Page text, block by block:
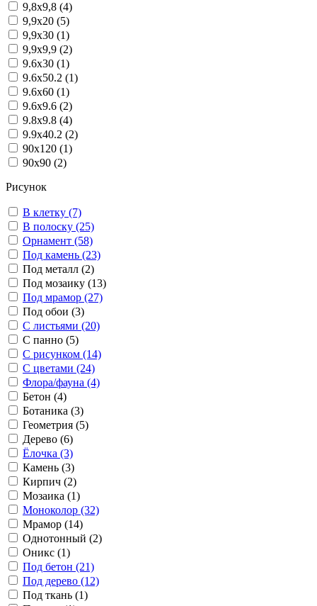
9,8x9,8 (4)
9,9x20 (5)
9,9x30 (1)
9,9x9,9 (2)
9.6x30 (1)
9.6x50.2 (1)
9.6x60 (1)
9.6x9.6 (2)
9.8x9.8 (4)
9.9x40.2 (2)
90x120 (1)
90x90 (2)
Рисунок
В клетку (7)
В полоску (25)
Орнамент (58)
Под камень (23)
Под металл (2)
Под мозаику (13)
Под мрамор (27)
Под обои (3)
С листьями (20)
С панно (5)
С рисунком (14)
С цветами (24)
Флора/фауна (4)
Бетон (4)
Ботаника (3)
Геометрия (5)
Дерево (6)
Ёлочка (3)
Камень (3)
Кирпич (2)
Мозаика (1)
Моноколор (32)
Мрамор (14)
Однотонный (2)
Оникс (1)
Под бетон (21)
Под дерево (12)
Под ткань (1)